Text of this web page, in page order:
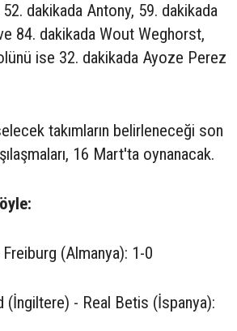
dakikada Antony, 59. dakikada
84. dakikada Wout Weghorst,
ise 32. dakikada Ayoze Perez
takımların belirleneceği son
16 Mart'ta oynanacak.
(Almanya): 1-0
(İngiltere) - Real Betis (İspanya):